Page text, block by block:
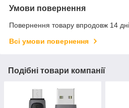
Умови повернення
Повернення товару впродовж 14
Всі умови повернення
Подібні товари компанії